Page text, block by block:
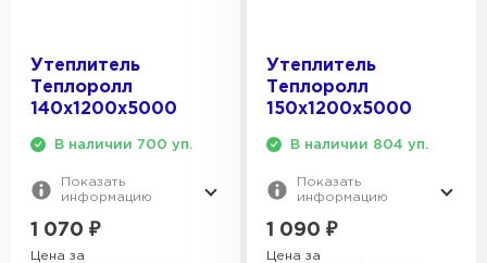
Утеплитель
Теплоролл
140х1200х5000
В наличии 700 уп.
Показать
информацию
1 070 ₽
Цена за
Утеплитель
Теплоролл
150х1200х5000
В наличии 804 уп.
Показать
информацию
1 090 ₽
Цена за
Утеплитель Izolife
ВСЕ ПРОИЗВОДИТЕЛИ